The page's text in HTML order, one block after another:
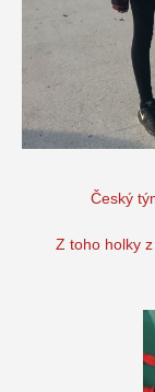
Český
Z toho holky